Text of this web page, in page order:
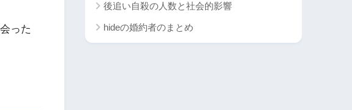
った
後追い自殺の人数と社会的影響
hideの婚約者のまとめ